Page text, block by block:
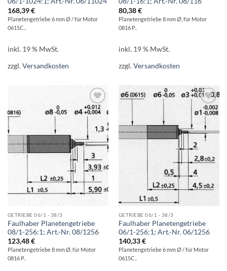
168,39€
Planetengetriebe 6 mm Ø / für Motor
0615C..
inkl. 19 % MwSt.
zzgl.Versandkosten
80,38€
Planetengetriebe 8 mm Ø, für Motor
0816 P..
inkl. 19 % MwSt.
zzgl.Versandkosten
AUF DIE
GETRIEBE 06/1 - 38/3
Faulhaber Planetengetriebe
08/1-256:1; Art.-Nr. 08/1256
123,48€
Planetengetriebe 8 mm Ø, für Motor
0816 P..
AUF DIE
WUNSCHLISTE
GETRIEBE 06/1 - 38/3
Faulhaber Planetengetriebe
06/1-256:1; Art.-Nr. 06/1256
140,33€
Planetengetriebe 6 mm Ø / für Motor
0615C..